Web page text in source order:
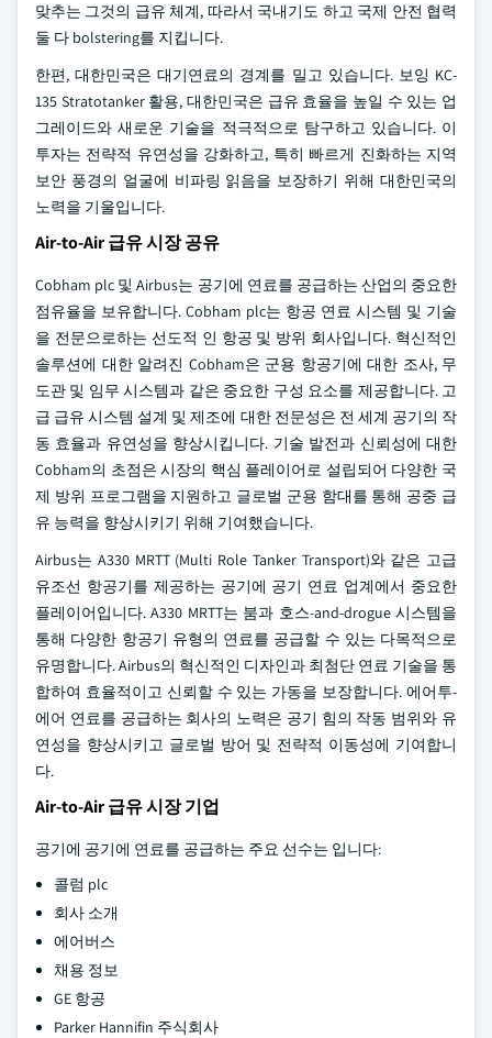
맞추는 그것의 급유 체계, 따라서 국내기도 하고 국제 안전 협력
둘 다 bolstering를 지킵니다.
한편, 대한민국은 대기연료의 경계를 밀고 있습니다. 보잉 KC-
135 Stratotanker 활용, 대한민국은 급유 효율을 높일 수 있는 업
그레이드와 새로운 기술을 적극적으로 탐구하고 있습니다. 이
투자는 전략적 유연성을 강화하고, 특히 빠르게 진화하는 지역
보안 풍경의 얼굴에 비파링 읽음을 보장하기 위해 대한민국의
노력을 기울입니다.
Air-to-Air 급유 시장 공유
Cobham plc 및 Airbus는 공기에 연료를 공급하는 산업의 중요한
점유율을 보유합니다. Cobham plc는 항공 연료 시스템 및 기술
을 전문으로하는 선도적 인 항공 및 방위 회사입니다. 혁신적인
솔루션에 대한 알려진 Cobham은 군용 항공기에 대한 조사, 무
도관 및 임무 시스템과 같은 중요한 구성 요소를 제공합니다. 고
급 급유 시스템 설계 및 제조에 대한 전문성은 전 세계 공기의 작
동 효율과 유연성을 향상시킵니다. 기술 발전과 신뢰성에 대한
Cobham의 초점은 시장의 핵심 플레이어로 설립되어 다양한 국
제 방위 프로그램을 지원하고 글로벌 군용 함대를 통해 공중 급
유 능력을 향상시키기 위해 기여했습니다.
Airbus는 A330 MRTT (Multi Role Tanker Transport)와 같은 고급
유조선 항공기를 제공하는 공기에 공기 연료 업계에서 중요한
플레이어입니다. A330 MRTT는 붐과 호스-and-drogue 시스템을
통해 다양한 항공기 유형의 연료를 공급할 수 있는 다목적으로
유명합니다. Airbus의 혁신적인 디자인과 최첨단 연료 기술을 통
합하여 효율적이고 신뢰할 수 있는 가동을 보장합니다. 에어투-
에어 연료를 공급하는 회사의 노력은 공기 힘의 작동 범위와 유
연성을 향상시키고 글로벌 방어 및 전략적 이동성에 기여합니
다.
Air-to-Air 급유 시장 기업
공기에 공기에 연료를 공급하는 주요 선수는 입니다:
콜럼 plc
회사 소개
에어버스
채용 정보
GE 항공
Parker Hannifin 주식회사